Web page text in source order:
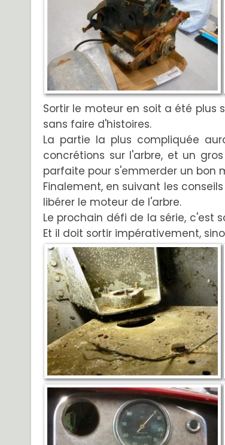
Sortir le moteur en soit a été plus
sans faire d'histoires.
La partie la plus compliquée
concrétions sur l'arbre, et un
parfaite pour s'emmerder un bon
Finalement, en suivant les
libérer le moteur de l'arbre.
Le prochain défi de la série, c'est
Et il doit sortir impérativement,